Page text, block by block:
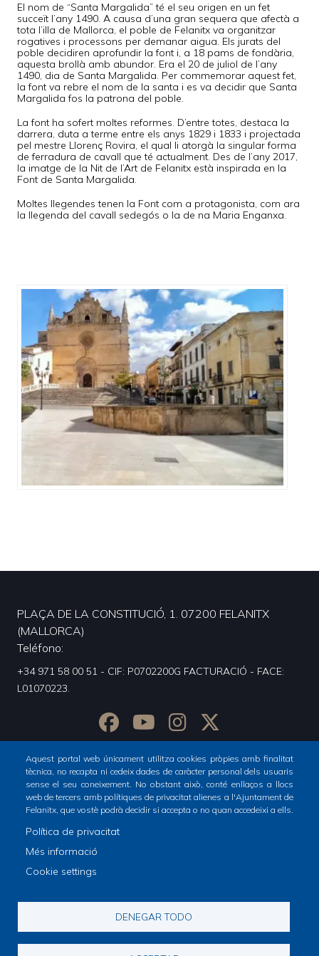
El nom de “Santa Margalida” té el seu origen en un fet
succeït l’any 1490. A causa d’una gran sequera que afectà a
tota l’illa de Mallorca, el poble de Felanitx va organitzar
rogatives i processons per demanar aigua. Els jurats del
poble decidiren aprofundir la font i, a 18 pams de fondària,
aquesta brollà amb abundor. Era el 20 de juliol de l’any
1490, dia de Santa Margalida. Per commemorar aquest fet,
la font va rebre el nom de la santa i es va decidir que Santa
Margalida fos la patrona del poble.
La font ha sofert moltes reformes. D’entre totes, destaca la
darrera, duta a terme entre els anys 1829 i 1833 i projectada
pel mestre Llorenç Rovira, el qual li atorgà la singular forma
de ferradura de cavall que té actualment. Des de l’any 2017,
la imatge de la Nit de l’Art de Felanitx està inspirada en la
Font de Santa Margalida.
Moltes llegendes tenen la Font com a protagonista, com ara
la llegenda del cavall sedegós o la de na Maria Enganxa.
Footer
menu
1
Home
PLAÇA DE LA CONSTITUCIÓ, 1. 07200 FELANITX
(MALLORCA)
Teléfono
+34 971 58 00 51 - CIF: P0702200G FACTURACIÓ - FACE:
L01070223.
Aquest portal web únicament utilitza cookies pròpies amb finalitat
tècnica, no recapta ni cedeix dades de caràcter personal dels usuaris
sense el seu coneixement. No obstant això, conté enllaços a llocs
web de tercers amb polítiques de privacitat alienes a l'Ajuntament de
Felanitx, que vostè podrà decidir si accepta o no quan accedeixi a ells.
Política de privacitat
Més informació
Cookie settings
DENEGAR TODO
© Ajuntament de Felanitx
Footer
Declaració d'accesibilitat
Política de Xarxes Socials
Política de cookies